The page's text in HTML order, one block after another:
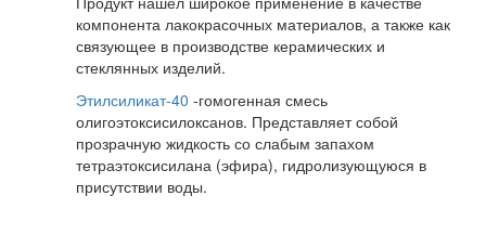
компонента лакокрасочных материалов, а также как
связующее в производстве керамических и
стеклянных изделий.
Этилсиликат-40 -гомогенная смесь
олигоэтоксисилоксанов. Представляет собой
прозрачную жидкость со слабым запахом
тетраэтоксисилана (эфира), гидролизующуюся в
присутствии воды.